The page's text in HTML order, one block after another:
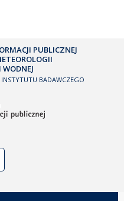
PUBLICZNEJ
BADAWCZEGO